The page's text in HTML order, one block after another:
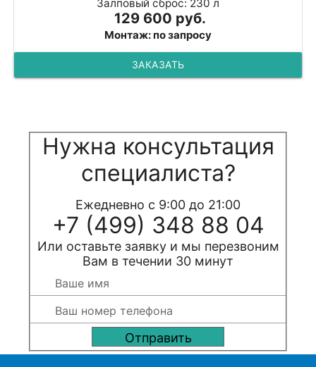
Залповый сброс: 230 л
129 600 руб.
Монтаж: по запросу
ЗАКАЗАТЬ
Нужна консультация
специалиста?
Ежедневно с 9:00 до 21:00
+7 (499) 348 88 04
Или оставьте заявку и мы перезвоним
Вам в течении 30 минут